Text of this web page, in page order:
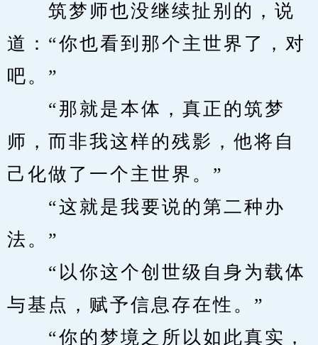
筑梦师也没继续扯别的，说
道：“你也看到那个主世界了，对
吧。”
“那就是本体，真正的筑梦
师，而非我这样的残影，他将自
己化做了一个主世界。”
“这就是我要说的第二种办
法。”
“以你这个创世级自身为载体
与基点，赋予信息存在性。”
“你的梦境之所以如此真实，